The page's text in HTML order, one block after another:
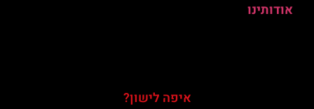
אודותינו
איפה לישון?